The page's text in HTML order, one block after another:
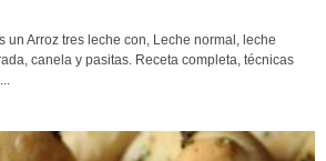
un Arroz tres leche con, Leche normal, leche
canela y pasitas. Receta completa, técnicas